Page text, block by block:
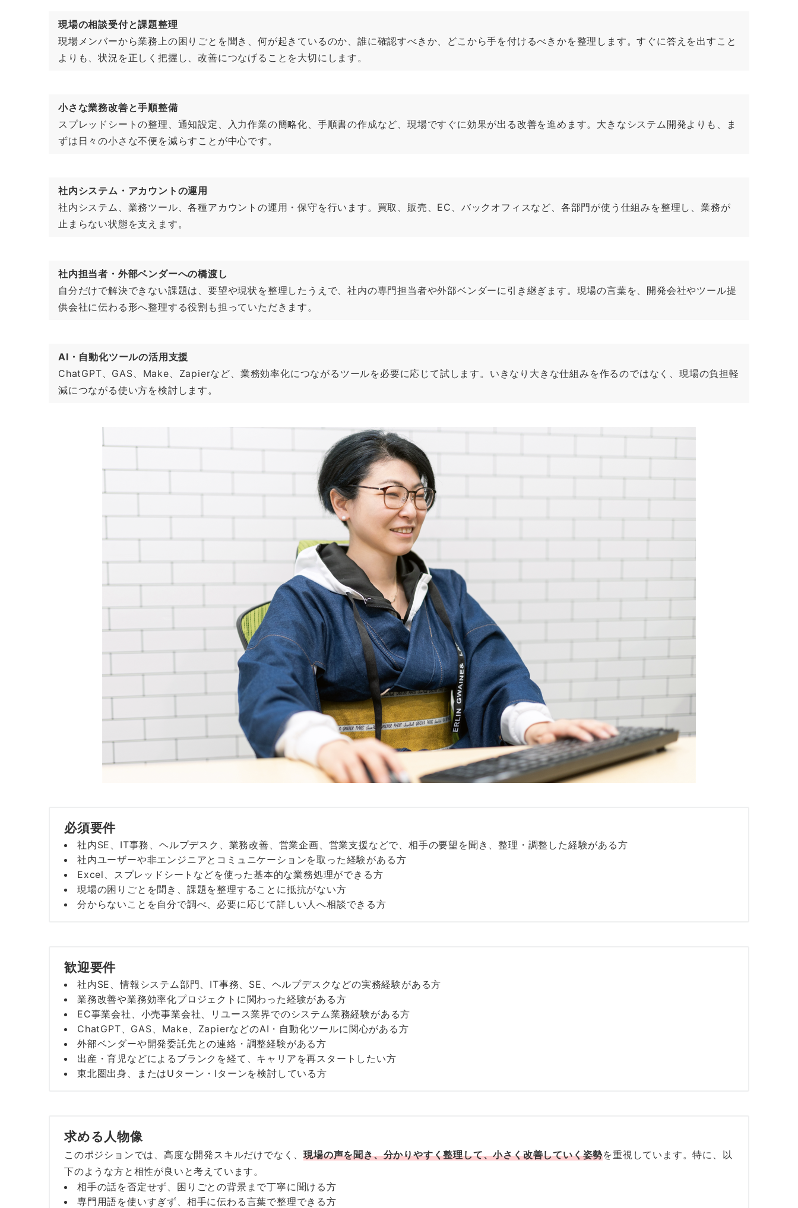
現場の相談受付と課題整理
現場メンバーから業務上の困りごとを聞き、何が起きているのか、誰に確認すべきか、どこから手を付けるべきかを整理します。すぐに答えを出すこと
よりも、状況を正しく把握し、改善につなげることを大切にします。
小さな業務改善と手順整備
スプレッドシートの整理、通知設定、入力作業の簡略化、手順書の作成など、現場ですぐに効果が出る改善を進めます。大きなシステム開発よりも、ま
ずは日々の小さな不便を減らすことが中心です。
社内システム・アカウントの運用
社内システム、業務ツール、各種アカウントの運用・保守を行います。買取、販売、EC、バックオフィスなど、各部門が使う仕組みを整理し、業務が
止まらない状態を支えます。
社内担当者・外部ベンダーへの橋渡し
自分だけで解決できない課題は、要望や現状を整理したうえで、社内の専門担当者や外部ベンダーに引き継ぎます。現場の言葉を、開発会社やツール提
供会社に伝わる形へ整理する役割も担っていただきます。
AI・自動化ツールの活用支援
ChatGPT、GAS、Make、Zapierなど、業務効率化につながるツールを必要に応じて試します。いきなり大きな仕組みを作るのではなく、現場の負担軽
減につながる使い方を検討します。
必須要件
社内SE、IT事務、ヘルプデスク、業務改善、営業企画、営業支援などで、相手の要望を聞き、整理・調整した経験がある方
社内ユーザーや非エンジニアとコミュニケーションを取った経験がある方
Excel、スプレッドシートなどを使った基本的な業務処理ができる方
現場の困りごとを聞き、課題を整理することに抵抗がない方
分からないことを自分で調べ、必要に応じて詳しい人へ相談できる方
歓迎要件
社内SE、情報システム部門、IT事務、SE、ヘルプデスクなどの実務経験がある方
業務改善や業務効率化プロジェクトに関わった経験がある方
EC事業会社、小売事業会社、リユース業界でのシステム業務経験がある方
ChatGPT、GAS、Make、ZapierなどのAI・自動化ツールに関心がある方
外部ベンダーや開発委託先との連絡・調整経験がある方
出産・育児などによるブランクを経て、キャリアを再スタートしたい方
東北圏出身、またはUターン・Iターンを検討している方
求める人物像
このポジションでは、高度な開発スキルだけでなく、現場の声を聞き、分かりやすく整理して、小さく改善していく姿勢を重視しています。特に、以
下のような方と相性が良いと考えています。
相手の話を否定せず、困りごとの背景まで丁寧に聞ける方
専門用語を使いすぎず、相手に伝わる言葉で整理できる方